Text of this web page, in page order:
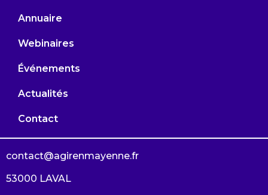
Annuaire
Webinaires
Événements
Actualités
Contact
contact@agirenmayenne.fr
53000 LAVAL